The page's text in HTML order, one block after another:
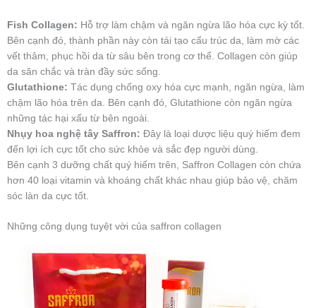
Fish Collagen: Hỗ trợ làm chậm và ngăn ngừa lão hóa cực kỳ tốt.
Bên cạnh đó, thành phần này còn tái tạo cấu trúc da, làm mờ các
vết thâm, phục hồi da từ sâu bên trong cơ thể. Collagen còn giúp
da săn chắc và tràn đầy sức sống.
Glutathione: Tác dụng chống oxy hóa cực mạnh, ngăn ngừa, làm
chậm lão hóa trên da. Bên cạnh đó, Glutathione còn ngăn ngừa
những tác hại xấu từ bên ngoài.
Nhụy hoa nghệ tây Saffron: Đây là loại dược liệu quý hiếm đem
đến lợi ích cực tốt cho sức khỏe và sắc đẹp người dùng.
Bên cạnh 3 dưỡng chất quý hiếm trên, Saffron Collagen còn chứa
hơn 40 loại vitamin và khoáng chất khác nhau giúp bảo vệ, chăm
sóc làn da cực tốt.
Những công dụng tuyệt vời của saffron collagen